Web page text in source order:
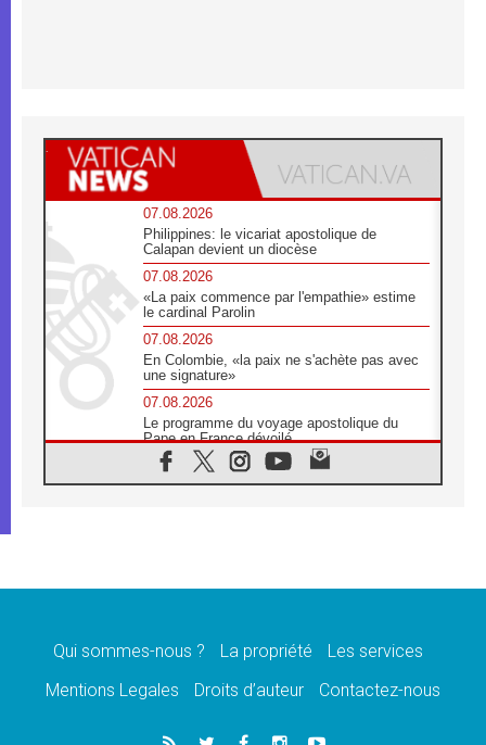
07.08.2026
Philippines: le vicariat apostolique de
Calapan devient un diocèse
07.08.2026
«La paix commence par l'empathie» estime
le cardinal Parolin
07.08.2026
En Colombie, «la paix ne s'achète pas avec
une signature»
07.08.2026
Le programme du voyage apostolique du
Pape en France dévoilé
07.08.2026
1ère Conférence continentale sur l'éducation
07.08.2026
07.08.2026
lancement des «dix jours de prière pour la
06.08.2026
Qui sommes-nous ? La propriété
Les services
Mentions Legales
Droits d’auteur Contactez-nous